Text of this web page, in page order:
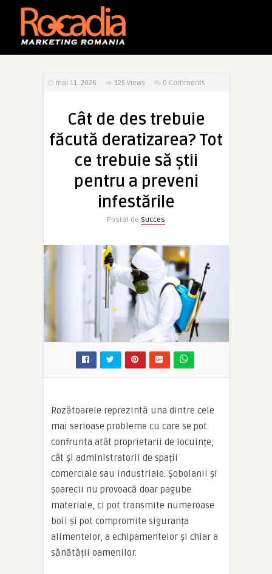
mai 11, 2026 125 Views 0 Comments
Cât de des trebuie
făcută deratizarea? Tot
ce trebuie să știi
pentru a preveni
infestările
Postat de Succes
Rozătoarele reprezintă una dintre cele
mai serioase probleme cu care se pot
confrunta atât proprietarii de locuințe,
cât și administratorii de spații
comerciale sau industriale. Șobolanii și
șoarecii nu provoacă doar pagube
materiale, ci pot transmite numeroase
boli și pot compromite siguranța
alimentelor, a echipamentelor și chiar a
sănătății oamenilor.